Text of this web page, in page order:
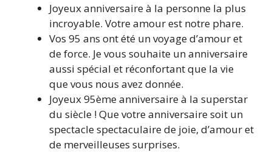
Joyeux anniversaire à la personne la plus
incroyable. Votre amour est notre phare.
Vos 95 ans ont été un voyage d’amour et
de force. Je vous souhaite un anniversaire
aussi spécial et réconfortant que la vie
que vous nous avez donnée.
Joyeux 95ème anniversaire à la superstar
du siècle ! Que votre anniversaire soit un
spectacle spectaculaire de joie, d’amour et
de merveilleuses surprises.